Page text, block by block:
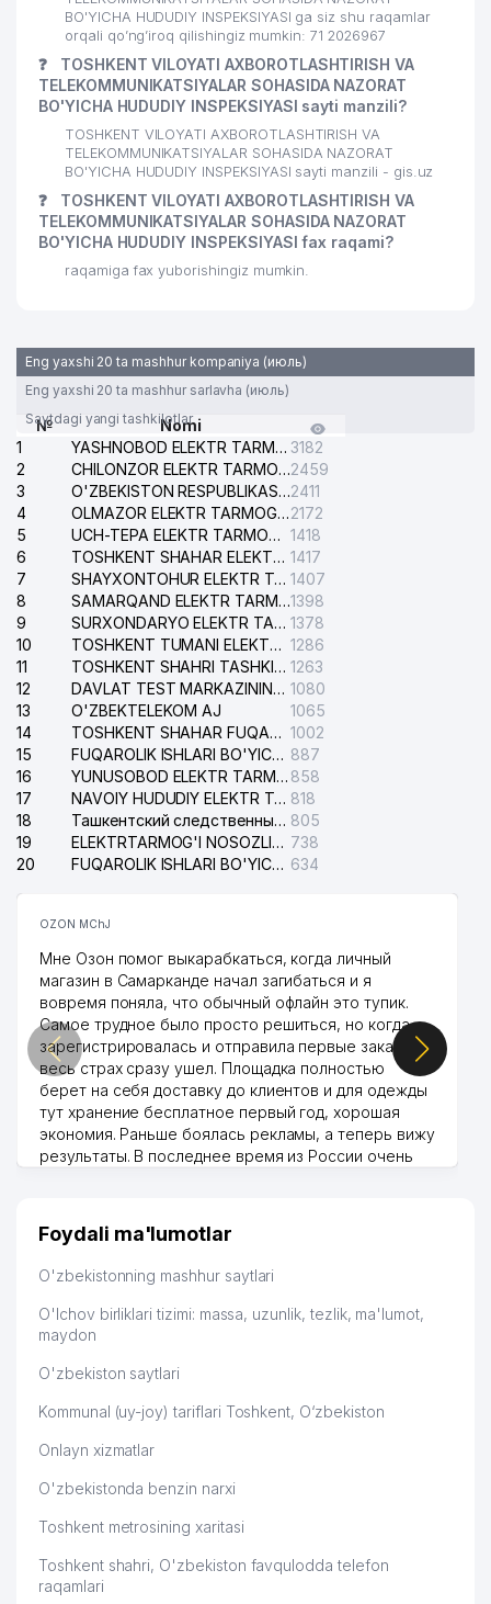
BO'YICHA HUDUDIY INSPEKSIYASI ga siz shu raqamlar
orqali qo’ng’iroq qilishingiz mumkin: 71 2026967
❓
TOSHKENT VILOYATI AXBOROTLASHTIRISH VA
TELEKOMMUNIKATSIYALAR SOHASIDA NAZORAT
BO'YICHA HUDUDIY INSPEKSIYASI sayti manzili?
TOSHKENT VILOYATI AXBOROTLASHTIRISH VA
TELEKOMMUNIKATSIYALAR SOHASIDA NAZORAT
BO'YICHA HUDUDIY INSPEKSIYASI sayti manzili - gis.uz
❓
TOSHKENT VILOYATI AXBOROTLASHTIRISH VA
TELEKOMMUNIKATSIYALAR SOHASIDA NAZORAT
BO'YICHA HUDUDIY INSPEKSIYASI fax raqami?
raqamiga fax yuborishingiz mumkin.
Eng yaxshi 20 ta mashhur kompaniya (июль)
Eng yaxshi 20 ta mashhur sarlavha (июль)
Saytdagi yangi tashkilotlar
№
Nomi
1
YASHNOBOD ELEKTR TARMOG'I NOSOZLIKLARI XIZMATI 3182
2
CHILONZOR ELEKTR TARMOG'I NOSOZLIK XIZMATI2459
3
O'ZBEKISTON RESPUBLIKASI BOSH PROKURATURASI ISHONCH TELEFONI2411
4
OLMAZOR ELEKTR TARMOG'I NOSOZLIKLARI XIZMATI2172
5
UCH-TEPA ELEKTR TARMOG'I NOSOZLIKLARI XIZMATI 1418
6
TOSHKENT SHAHAR ELEKTR TARMOQLARI KORXONASI AJ 1417
7
SHAYXONTOHUR ELEKTR TARMOG'I NOSOZLIKLARINI TUZATISH XIZMATI 1407
8
SAMARQAND ELEKTR TARMOQLARI AJ1398
9
SURXONDARYO ELEKTR TARMOQLARI AJ 1378
10
TOSHKENT TUMANI ELEKTR TARMOG'I AVARIYA XIZMATI 1286
11
TOSHKENT SHAHRI TASHKILOT TELEFONLARI HAQIDA MA'LUMOT BYUROSI 1263
12
DAVLAT TEST MARKAZINING ISHONCH TELEFONLARI 1080
13
O'ZBEKTELEKOM AJ
1065
14
TOSHKENT SHAHAR FUQAROLIK ISHLARI BO'YICHA SUDI 1002
15
FUQAROLIK ISHLARI BO'YICHA YAKKASAROY TUMANLARARO SUDI 887
16
YUNUSOBOD ELEKTR TARMOG'I NOSOZLIKLARI XIZMATI 858
17
NAVOIY HUDUDIY ELEKTR TARMOQLARI KORXONASI AJ 818
18
Ташкентский следственный изолятор 805
19
ELEKTRTARMOG'I NOSOZLIKLARINI TO'ZATISH SERGELI XIZMATI 738
20
FUQAROLIK ISHLARI BO'YICHA UCH-TEPA TUMANI SUDI 634
OZON MChJ
Мне Озон помог выкарабкаться, когда личный
магазин в Самарканде начал загибаться и я
вовремя поняла, что обычный офлайн это тупик.
Самое трудное было просто решиться, но когда
зарегистрировалась и отправила первые заказы,
весь страх сразу ушел. Площадка полностью
берет на себя доставку до клиентов и для одежды
тут хранение бесплатное первый год, хорошая
экономия. Раньше боялась рекламы, а теперь вижу
результаты. В последнее время из России очень
дальше развиваюсь потихоньку😊
Hamida 03.08.2026 12:45:39
Foydali ma'lumotlar
O'zbekistonning mashhur saytlari
O'lchov birliklari tizimi: massa, uzunlik, tezlik, ma'lumot,
maydon
O'zbekiston saytlari
Kommunal (uy-joy) tariflari Toshkent, O‘zbekiston
Onlayn xizmatlar
O'zbekistonda benzin narxi
Toshkent metrosining xaritasi
Toshkent shahri, O'zbekiston favqulodda telefon
raqamlari